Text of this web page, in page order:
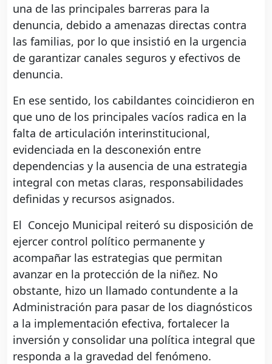
una de las principales barreras para la
denuncia, debido a amenazas directas contra
las familias, por lo que insistió en la urgencia
de garantizar canales seguros y efectivos de
denuncia.
En ese sentido, los cabildantes coincidieron en
que uno de los principales vacíos radica en la
falta de articulación interinstitucional,
evidenciada en la desconexión entre
dependencias y la ausencia de una estrategia
integral con metas claras, responsabilidades
definidas y recursos asignados.
El Concejo Municipal reiteró su disposición de
ejercer control político permanente y
acompañar las estrategias que permitan
avanzar en la protección de la niñez. No
obstante, hizo un llamado contundente a la
Administración para pasar de los diagnósticos
a la implementación efectiva, fortalecer la
inversión y consolidar una política integral que
responda a la gravedad del fenómeno.